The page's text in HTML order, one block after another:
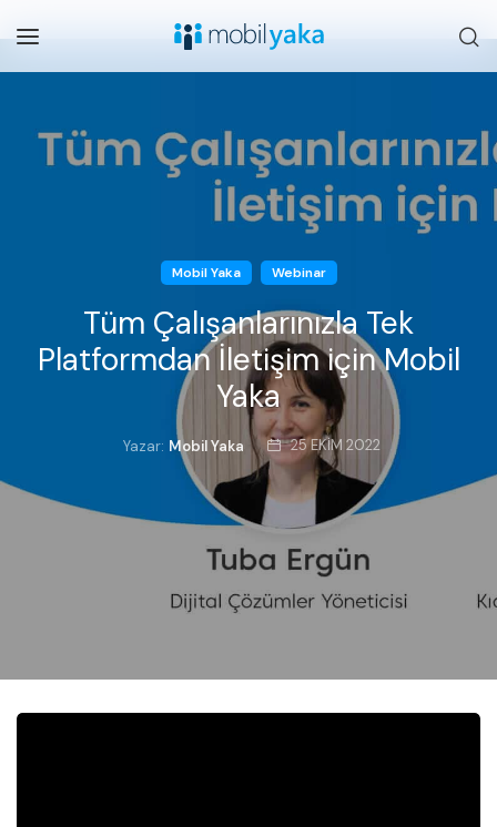
Mobil Yaka Webinar
Tüm Çalışanlarınızla Tek
Platformdan İletişim için Mobil
Yaka
Yazar: Mobil Yaka 25 EKIM 2022